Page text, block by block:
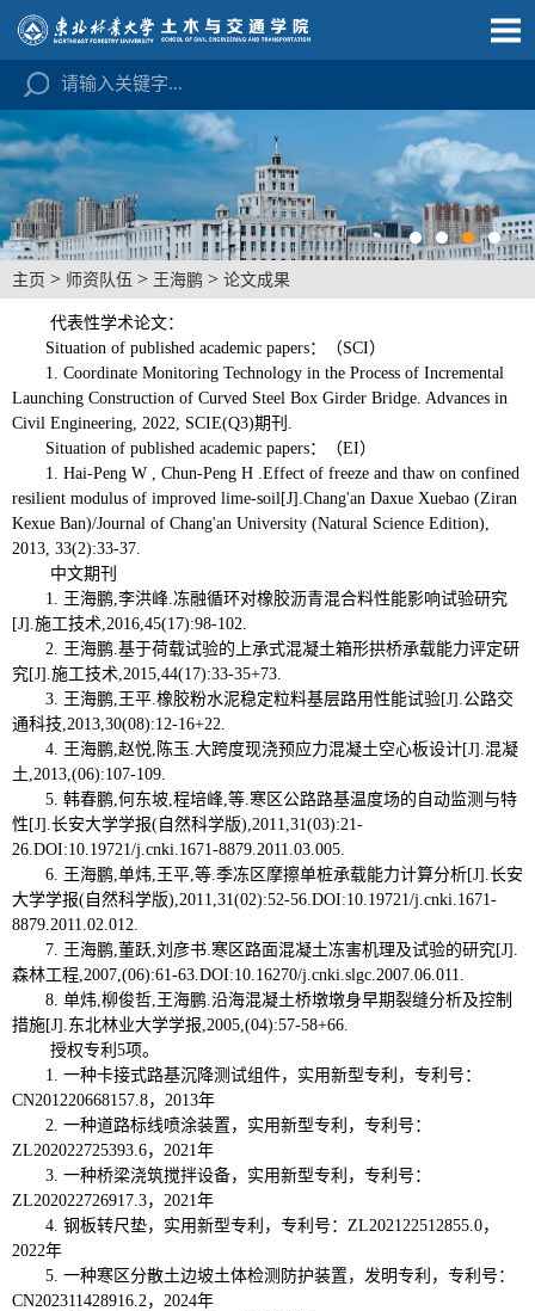
主页 > 师资队伍 > 王海鹏 > 论文成果
代表性学术论文：
Situation of published academic papers：（SCI）
1. Coordinate Monitoring Technology in the Process of Incremental
Launching Construction of Curved Steel Box Girder Bridge. Advances in
Civil Engineering, 2022, SCIE(Q3)期刊.
Situation of published academic papers：（EI）
1. Hai-Peng W , Chun-Peng H .Effect of freeze and thaw on confined
resilient modulus of improved lime-soil[J].Chang'an Daxue Xuebao (Ziran
Kexue Ban)/Journal of Chang'an University (Natural Science Edition),
2013, 33(2):33-37.
中文期刊
1. 王海鹏,李洪峰.冻融循环对橡胶沥青混合料性能影响试验研究
[J].施工技术,2016,45(17):98-102.
2. 王海鹏.基于荷载试验的上承式混凝土箱形拱桥承载能力评定研
究[J].施工技术,2015,44(17):33-35+73.
3. 王海鹏,王平.橡胶粉水泥稳定粒料基层路用性能试验[J].公路交
通科技,2013,30(08):12-16+22.
4. 王海鹏,赵悦,陈玉.大跨度现浇预应力混凝土空心板设计[J].混凝
土,2013,(06):107-109.
5. 韩春鹏,何东坡,程培峰,等.寒区公路路基温度场的自动监测与特
性[J].长安大学学报(自然科学版),2011,31(03):21-
26.DOI:10.19721/j.cnki.1671-8879.2011.03.005.
6. 王海鹏,单炜,王平,等.季冻区摩擦单桩承载能力计算分析[J].长安
大学学报(自然科学版),2011,31(02):52-56.DOI:10.19721/j.cnki.1671-
8879.2011.02.012.
7. 王海鹏,董跃,刘彦书.寒区路面混凝土冻害机理及试验的研究[J].
森林工程,2007,(06):61-63.DOI:10.16270/j.cnki.slgc.2007.06.011.
8. 单炜,柳俊哲,王海鹏.沿海混凝土桥墩墩身早期裂缝分析及控制
措施[J].东北林业大学学报,2005,(04):57-58+66.
授权专利5项。
1. 一种卡接式路基沉降测试组件，实用新型专利，专利号：
CN201220668157.8，2013年
2. 一种道路标线喷涂装置，实用新型专利，专利号：
ZL202022725393.6，2021年
3. 一种桥梁浇筑搅拌设备，实用新型专利，专利号：
ZL202022726917.3，2021年
4. 钢板转尺垫，实用新型专利，专利号：ZL202122512855.0，
2022年
5. 一种寒区分散土边坡土体检测防护装置，发明专利，专利号：
CN202311428916.2，2024年